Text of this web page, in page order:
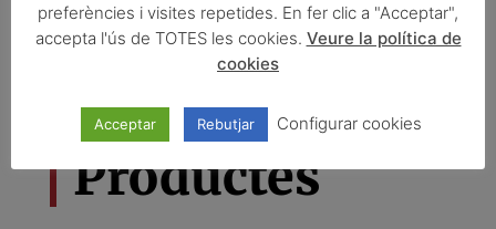
Els nostres
Productes
preferències i visites repetides. En fer clic a "Acceptar",
accepta l'ús de TOTES les cookies. Veure la política de
cookies
Acceptar Rebutjar Configurar cookies